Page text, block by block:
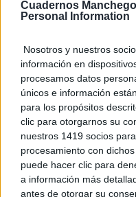
Cuadernos
Personal Information
Nosotros y nuestros
información en
procesamos datos
únicos e información
para los propósitos
clic para otorgarnos su
nuestros 1419 socios
procesamiento con
puede hacer clic para
a información más
antes de otorgar su
No digo más. Pero es
librería, física o
dedicada, no tienes
este mismo blog o de